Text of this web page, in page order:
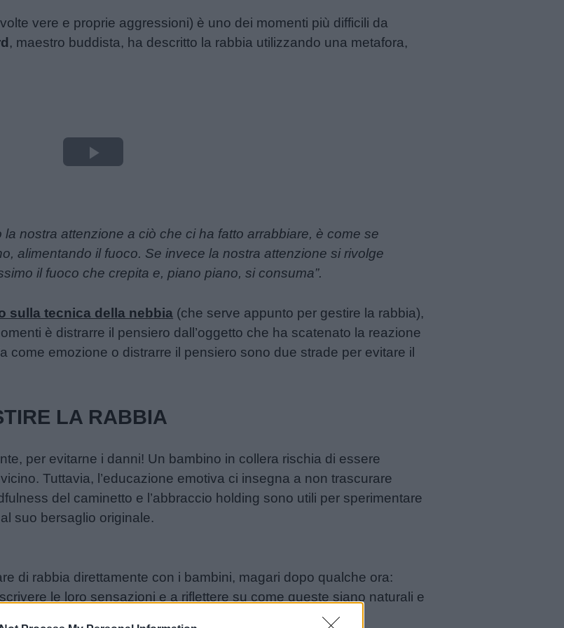
vere e proprie aggressioni) è uno dei momenti più difficili da
, maestro buddista, ha descritto la rabbia utilizzando una metafora,
Play
nostra attenzione a ciò che ci ha fatto arrabbiare, è come se
alimentando il fuoco. Se invece la nostra attenzione si rivolge
il fuoco che crepita e, piano piano, si consuma”.
sulla tecnica della nebbia (che serve appunto per gestire la rabbia),
è distrarre il pensiero dall’oggetto che ha scatenato la reazione
come emozione o distrarre il pensiero sono due strade per evitare il
LA RABBIA
per evitarne i danni! Un bambino in collera rischia di essere
Tuttavia, l’educazione emotiva ci insegna a non trascurare
del caminetto e l’abbraccio holding sono utili per sperimentare
suo bersaglio originale.
di rabbia direttamente con i bambini, magari dopo qualche ora:
le loro sensazioni e a riflettere su come queste siano naturali e